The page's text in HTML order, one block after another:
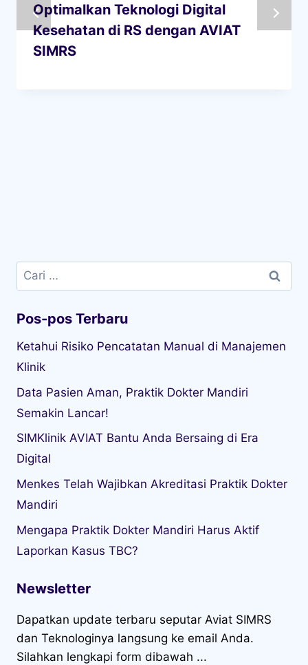
Optimalkan Teknologi Digital
Kesehatan di RS dengan AVIAT
SIMRS
Cari
untuk:
Pos-pos Terbaru
Ketahui Risiko Pencatatan Manual di Manajemen
Klinik
Data Pasien Aman, Praktik Dokter Mandiri
Semakin Lancar!
SIMKlinik AVIAT Bantu Anda Bersaing di Era
Digital
Menkes Telah Wajibkan Akreditasi Praktik Dokter
Mandiri
Mengapa Praktik Dokter Mandiri Harus Aktif
Laporkan Kasus TBC?
Newsletter
Dapatkan update terbaru seputar Aviat SIMRS
dan Teknologinya langsung ke email Anda.
Silahkan lengkapi form dibawah ...